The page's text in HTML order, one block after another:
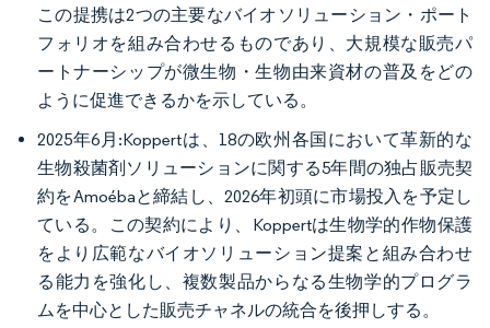
この提携は2つの主要なバイオソリューション・ポート
フォリオを組み合わせるものであり、大規模な販売パ
ートナーシップが微生物・生物由来資材の普及をどの
ように促進できるかを示している。
2025年6月:Koppertは、18の欧州各国において革新的な
生物殺菌剤ソリューションに関する5年間の独占販売契
約をAmoébaと締結し、2026年初頭に市場投入を予定し
ている。この契約により、Koppertは生物学的作物保護
をより広範なバイオソリューション提案と組み合わせ
る能力を強化し、複数製品からなる生物学的プログラ
ムを中心とした販売チャネルの統合を後押しする。